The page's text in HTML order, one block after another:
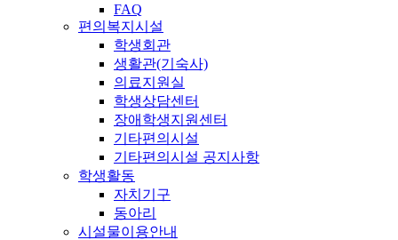
FAQ
편의복지시설
학생회관
생활관(기숙사)
의료지원실
학생상담센터
장애학생지원센터
기타편의시설
기타편의시설 공지사항
학생활동
자치기구
동아리
시설물이용안내